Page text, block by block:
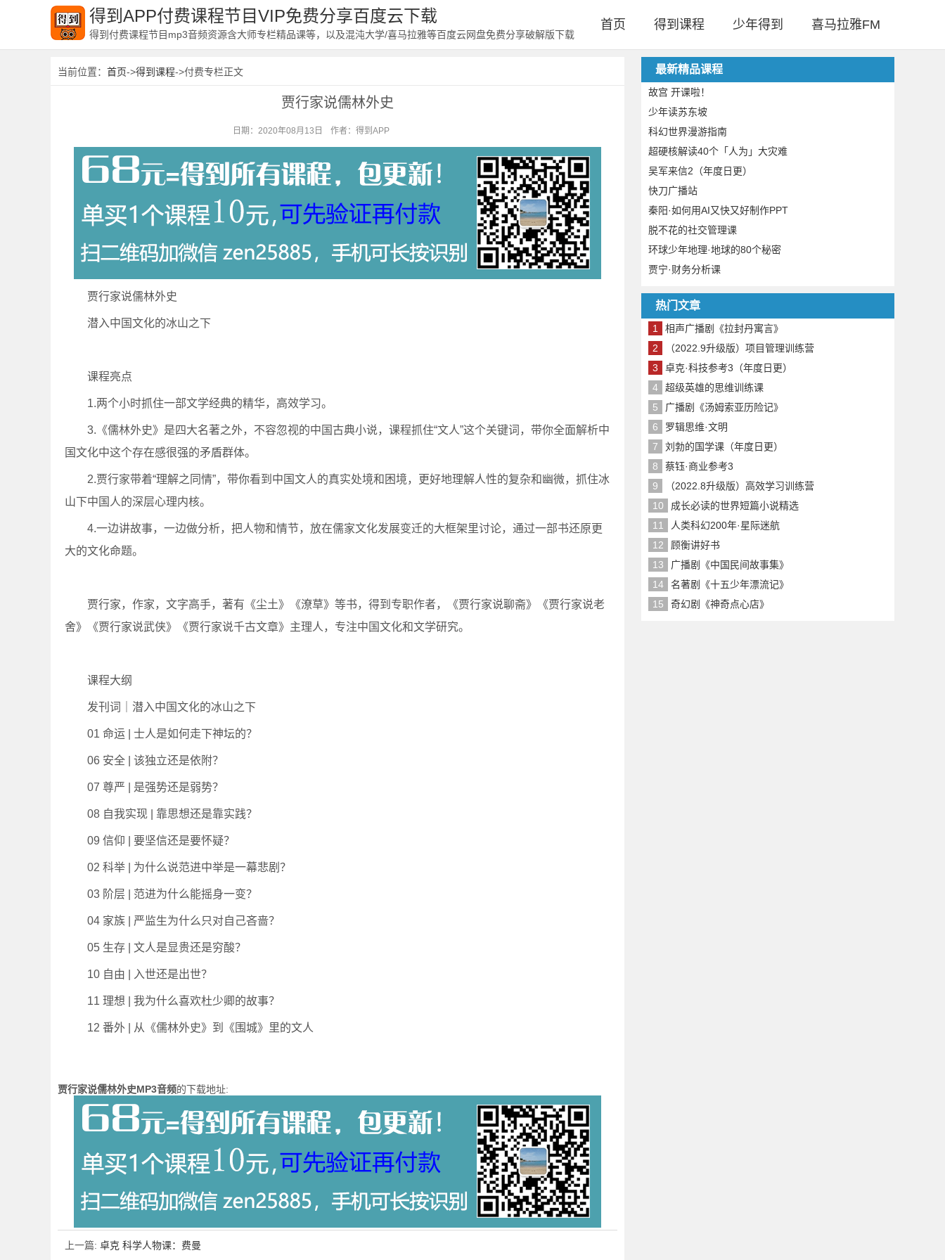
得到APP付费课程节目VIP免费分享百度云下载
得到付费课程节目mp3音频资源含大师专栏精品课等，以及混沌大学/喜马拉雅等百度云网盘免费分享破解版下载
首页 得到课程 少年得到 喜马拉雅FM
当前位置： 首页->得到课程->付费专栏正文
贾行家说儒林外史
日期：2020年08月13日 作者：得到APP
贾行家说儒林外史
潜入中国文化的冰山之下
课程亮点
1.两个小时抓住一部文学经典的精华，高效学习。
3.《儒林外史》是四大名著之外，不容忽视的中国古典小说，课程抓住“文人”这个关键词，带你全面解析中
国文化中这个存在感很强的矛盾群体。
2.贾行家带着“理解之同情”，带你看到中国文人的真实处境和困境，更好地理解人性的复杂和幽微，抓住冰
山下中国人的深层心理内核。
4.一边讲故事，一边做分析，把人物和情节，放在儒家文化发展变迁的大框架里讨论，通过一部书还原更
大的文化命题。
贾行家，作家，文字高手，著有《尘土》《潦草》等书，得到专职作者，《贾行家说聊斋》《贾行家说老
舍》《贾行家说武侠》《贾行家说千古文章》主理人，专注中国文化和文学研究。
课程大纲
发刊词｜潜入中国文化的冰山之下
01 命运 | 士人是如何走下神坛的？
06 安全 | 该独立还是依附？
07 尊严 | 是强势还是弱势？
08 自我实现 | 靠思想还是靠实践？
09 信仰 | 要坚信还是要怀疑？
02 科举 | 为什么说范进中举是一幕悲剧？
03 阶层 | 范进为什么能摇身一变？
04 家族 | 严监生为什么只对自己吝啬？
05 生存 | 文人是显贵还是穷酸？
10 自由 | 入世还是出世？
11 理想 | 我为什么喜欢杜少卿的故事？
12 番外 | 从《儒林外史》到《围城》里的文人
贾行家说儒林外史MP3音频的下载地址:
上一篇: 卓克 科学人物课：费曼
最新精品课程
故宫 开课啦！
少年读苏东坡
科幻世界漫游指南
超硬核解读40个「人为」大灾难
吴军来信2（年度日更）
快刀广播站
秦阳·如何用AI又快又好制作PPT
脱不花的社交管理课
环球少年地理·地球的80个秘密
贾宁·财务分析课
热门文章
1
相声广播剧《拉封丹寓言》
2
（2022.9升级版）项目管理训练营
3
卓克·科技参考3（年度日更）
4
超级英雄的思维训练课
5
广播剧《汤姆索亚历险记》
6
罗辑思维·文明
7
刘勃的国学课（年度日更）
8
蔡钰·商业参考3
9
（2022.8升级版）高效学习训练营
10
成长必读的世界短篇小说精选
11
人类科幻200年·星际迷航
12
顾衡讲好书
13
广播剧《中国民间故事集》
14
名著剧《十五少年漂流记》
15
奇幻剧《神奇点心店》